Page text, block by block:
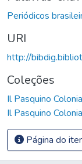
Periódicos
URI
http://
Coleções
Il Pasquino
Il Pasquino
Página do